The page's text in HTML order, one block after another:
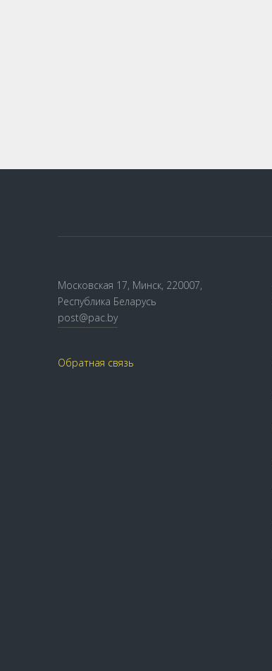
Московская 17, Минск, 220007,
Республика Беларусь
post@pac.by
Обратная связь